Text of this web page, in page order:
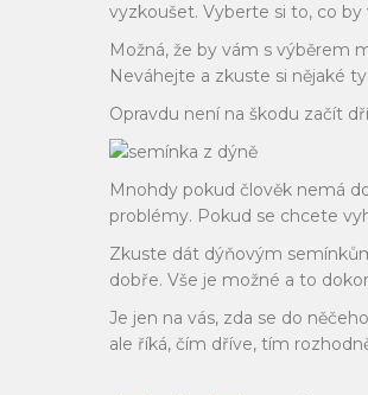
vyzkoušet. Vyberte si to, co
Možná, že by vám s výběrem
Neváhejte a zkuste si nějaké
Opravdu není na škodu začít
Mnohdy pokud člověk nemá
problémy. Pokud se chcete
Zkuste dát dýňovým
dobře. Vše je možné a to
Je jen na vás, zda se do
ale říká, čím dříve, tím